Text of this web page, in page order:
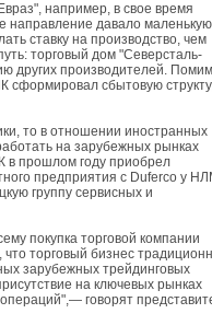
например, в свое время
направление давало маленькую
ставку на производство, чем
торговый дом "Северсталь-
других производителей.
сформировал сбытовую
то в отношении иностранных
на зарубежных рынках
в прошлом году приобрел
предприятия с Duferco у
группу сервисных и
покупка торговой компании
торговый бизнес
зарубежных трейдинговых
на ключевых рынках
говорят